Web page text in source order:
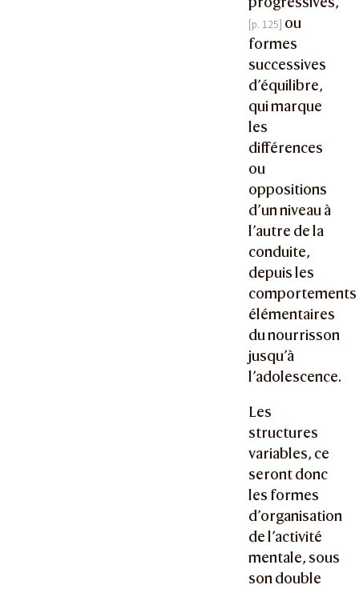
ou
formes
successives
d’équilibre,
qui marque
les
différences
ou
oppositions
d’un niveau à
l’autre de la
conduite,
depuis les
comportements
élémentaires
du nourrisson
jusqu’à
l’adolescence.
Les
structures
variables, ce
seront donc
les formes
d’organisation
de l’activité
mentale, sous
son double